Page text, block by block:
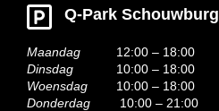
Q-Park Schouwburg
Maandag
12:00 – 18:00
Dinsdag
10:00 – 18:00
Woensdag
10:00 – 18:00
Donderdag
10:00 – 21:00